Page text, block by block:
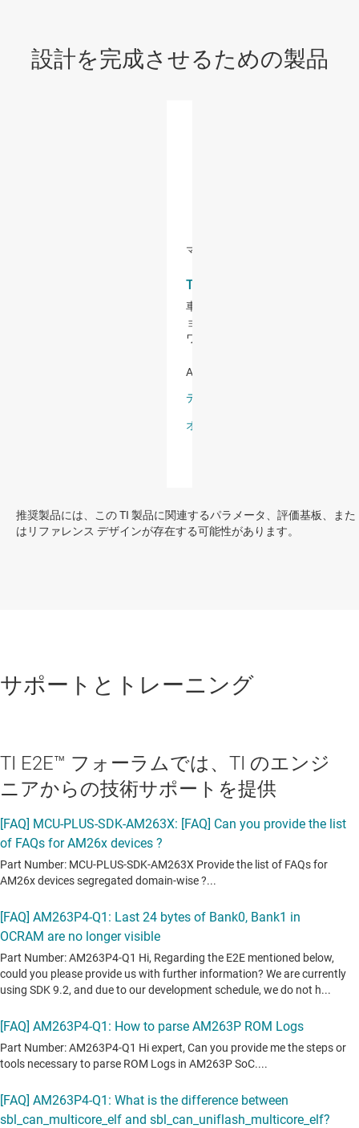
推奨製品には、この TI 製品に関連するパラメータ、評価基板、また
はリファレンス デザインが存在する可能性があります。
サポートとトレーニング
TI E2E™ フォーラムでは、TI のエンジ
ニアからの技術サポートを提供